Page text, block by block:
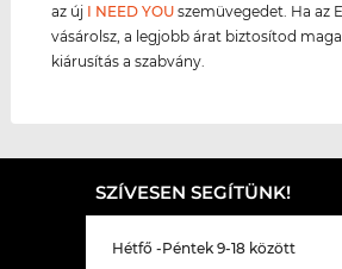
az új I NEED YOU szemüvegedet. Ha az
vásárolsz, a legjobb árat biztosítod
kiárusítás a szabvány.
SZÍVESEN SEGÍTÜNK!
Hétfő -Péntek 9-18 között